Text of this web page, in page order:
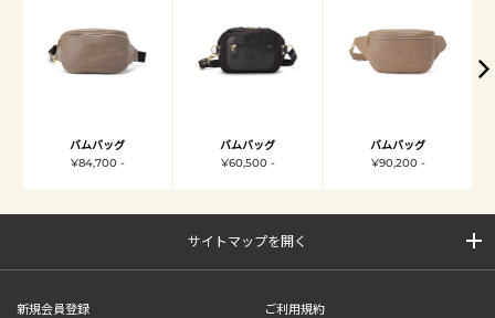
バムバッグ
¥84,700 -
バムバッグ
¥60,500 -
バムバッグ
¥90,200 -
サイトマップを開く
新規会員登録
ご利用規約